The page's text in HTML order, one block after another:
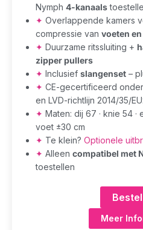
Nymph 4-kanaals
✦ Overlappende kamers
compressie van voeten
✦ Duurzame ritssluiting +
zipper pullers
✦ Inclusief slangenset –
✦ CE-gecertificeerd
en LVD-richtlijn 2014/35/EU
✦ Maten: dij 67 · knie 54 ·
voet ±30 cm
✦ Te klein? Optionele
✦ Alleen compatibel met
toestellen
Meer